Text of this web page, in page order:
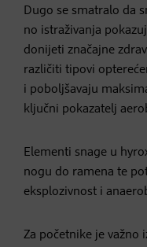
Dugo se smatralo da
no istraživanja
donijeti značajne
različiti tipovi
i poboljšavaju
ključni pokazatelj
Elementi snage u
nogu do ramena te
eksplozivnost i
Za početnike je važno